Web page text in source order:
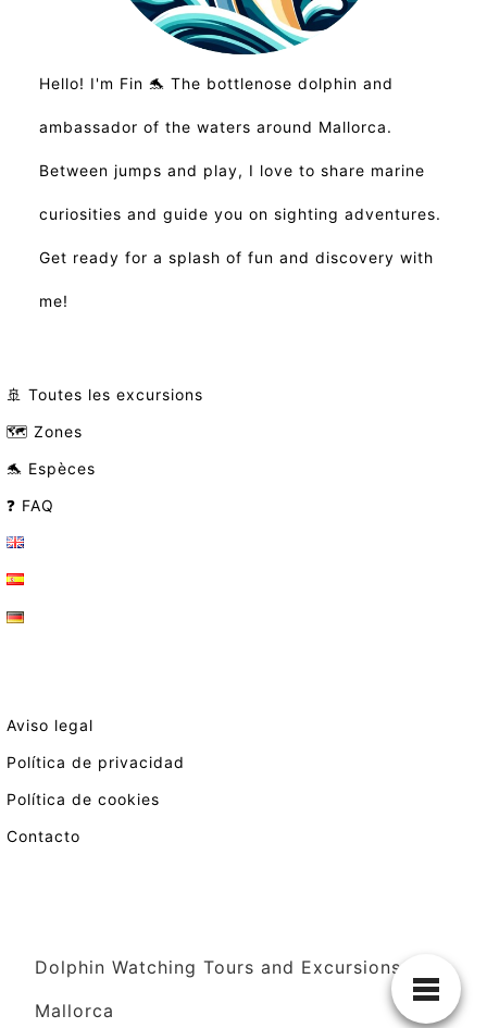
Hello! I'm Fin 🐬 The bottlenose dolphin and
ambassador of the waters around Mallorca.
Between jumps and play, I love to share marine
curiosities and guide you on sighting adventures.
Get ready for a splash of fun and discovery with
me!
🚢 Toutes les excursions
🗺️ Zones
🐬 Espèces
❓ FAQ
Aviso legal
Política de privacidad
Política de cookies
Contacto
Dolphin Watching Tours and Excursions in
Mallorca